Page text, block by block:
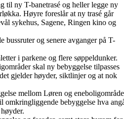
til ny T-banetrasé og heller legge ny
Høyre foreslår at ny trasé går
sykehus, Sagene, Ringen kino og
bussruter og senere avganger på T-
i parkene og flere søppeldunker.
skal ny bebyggelse tilpasses
gjelder høyder, siktlinjer og at nok
mellom Løren og
omkringliggende bebyggelse hva